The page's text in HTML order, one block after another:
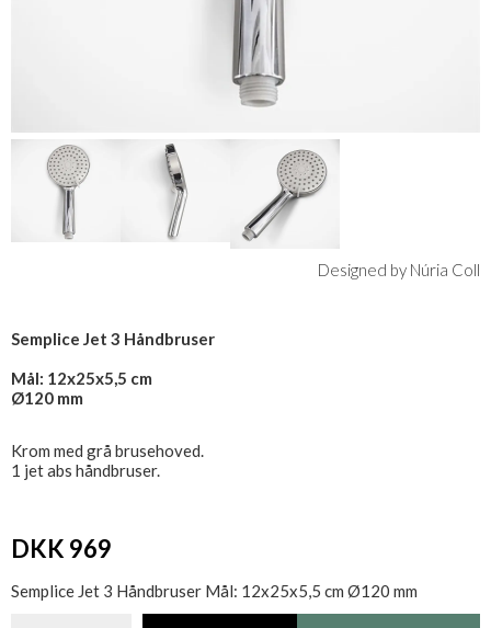
Designed by Núria Coll
Semplice Jet 3 Håndbruser
Mål: 12x25x5,5 cm
Ø120 mm
Krom med grå brusehoved.
1 jet abs håndbruser.
DKK 969
Semplice Jet 3 Håndbruser Mål: 12x25x5,5 cm Ø120 mm